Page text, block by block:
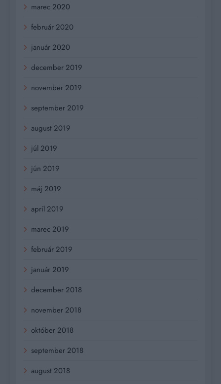
marec 2020
február 2020
január 2020
december 2019
november 2019
september 2019
august 2019
júl 2019
jún 2019
máj 2019
apríl 2019
marec 2019
február 2019
január 2019
december 2018
november 2018
október 2018
september 2018
august 2018